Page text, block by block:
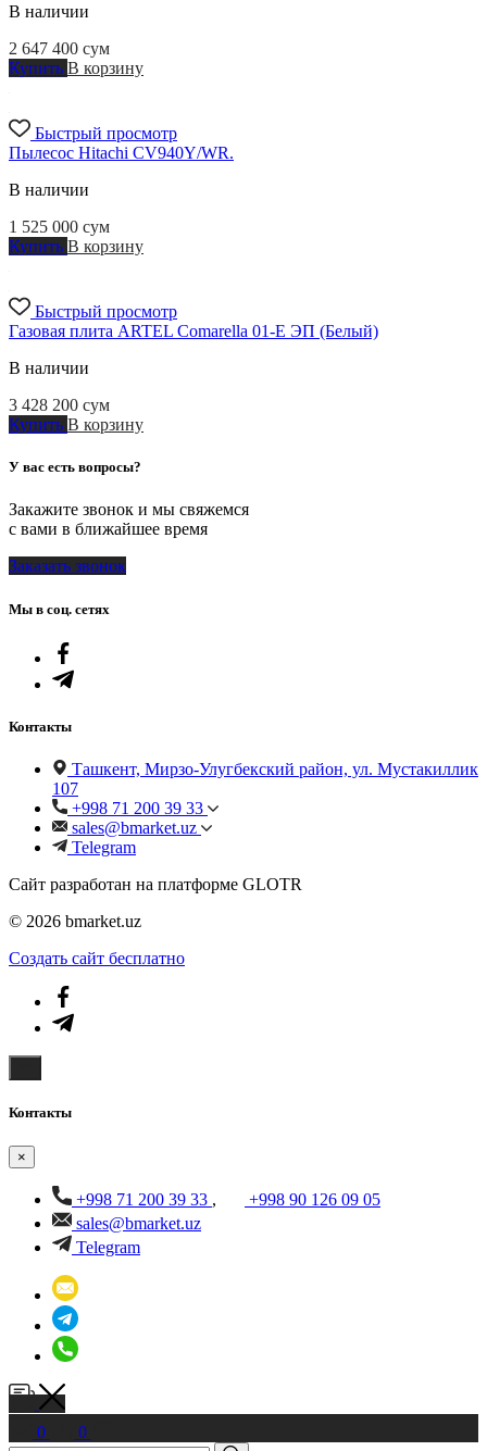
В наличии
2 647 400 сум
Купить В корзину
Быстрый просмотр
Пылесос Hitachi CV940Y/WR.
В наличии
1 525 000 сум
Купить В корзину
Быстрый просмотр
Газовая плита ARTEL Cоmarella 01-E ЭП (Белый)
В наличии
3 428 200 сум
Купить В корзину
У вас есть вопросы?
Закажите звонок и мы свяжемся
с вами в ближайшее время
Заказать звонок
Мы в соц. сетях
Контакты
Ташкент, Мирзо-Улугбекский район, ул. Мустакиллик
107
+998 71 200 39 33
sales@bmarket.uz
Telegram
Сайт разработан на платформе GLOTR
© 2026 bmarket.uz
Создать cайт бесплатно
Контакты
×
+998 71 200 39 33 ,
+998 90 126 09 05
sales@bmarket.uz
Telegram
0 0